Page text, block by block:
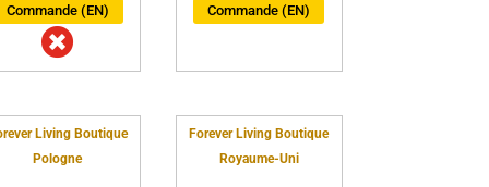
Commande (EN)

Commande (EN)
Living Boutique
Pologne
Forever Living Boutique
Royaume-Uni